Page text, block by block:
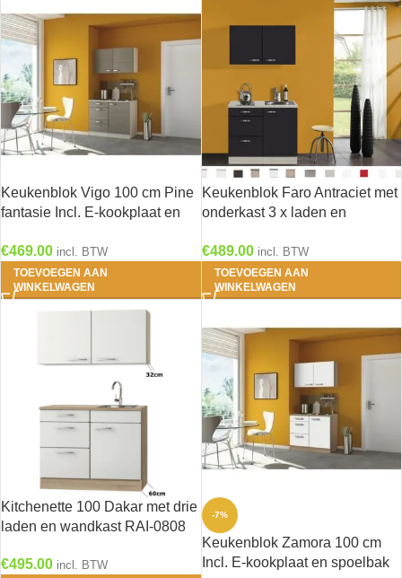
Keukenblok Vigo 100 cm Pine
fantasie Incl. E-kookplaat en
€469.00 incl. BTW
TOEVOEGEN AAN
WINKELWAGEN
Keukenblok Faro Antraciet met
onderkast 3 x laden en
0103
€489.00 incl. BTW
TOEVOEGEN AAN
WINKELWAGEN
Kitchenette 100 Dakar met drie
laden en wandkast RAI-0808
€495.00 incl. BTW
-7%
Keukenblok Zamora 100 cm
Incl. E-kookplaat en spoelbak